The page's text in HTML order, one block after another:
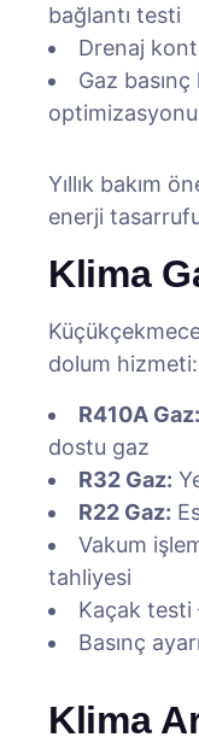
bağlantı testi
Drenaj
Gaz
optimizasyonu
Yıllık bakım
enerji
Klima
dolum hizmeti:
R410A Gaz:
dostu gaz
R32 Gaz:
R22 Gaz:
Vakum
tahliyesi
Kaçak testi
Basınç
Klima